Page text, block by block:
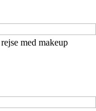
med makeup